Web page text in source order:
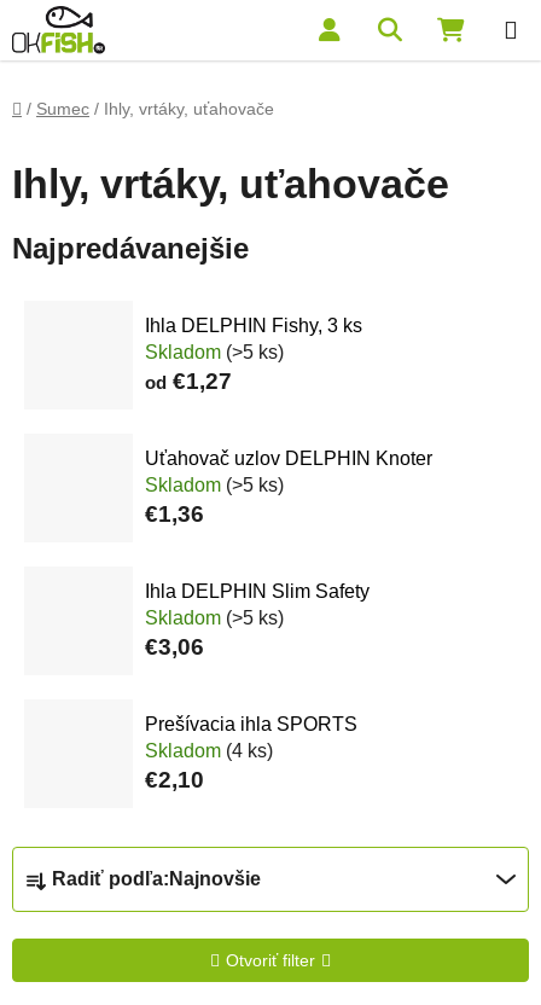
Prejsť na obsah Hľadať
Domov
/ Sumec / Ihly, vrtáky, uťahovače
Ihly, vrtáky, uťahovače
Najpredávanejšie
Ihla DELPHIN Fishy, 3 ks
Skladom (>5 ks)
od €1,27
Uťahovač uzlov DELPHIN Knoter
Skladom (>5 ks)
€1,36
Ihla DELPHIN Slim Safety
Skladom (>5 ks)
€3,06
Prešívacia ihla SPORTS
Skladom (4 ks)
€2,10
Radenie produktov
Radiť podľa: Najnovšie
Otvoriť filter